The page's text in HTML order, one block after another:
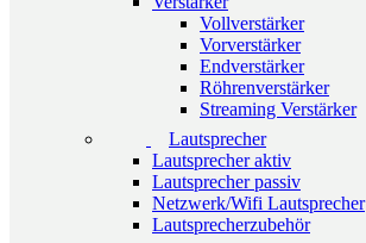
Vollverstärker
Vorverstärker
Endverstärker
Röhrenverstärker
Streaming Verstärker
Lautsprecher
Lautsprecher aktiv
Lautsprecher passiv
Netzwerk/Wifi Lautsprecher
Lautsprecherzubehör